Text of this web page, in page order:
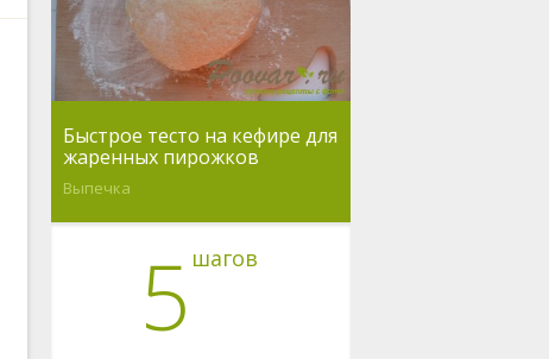
Быстрое тесто на кефире для
жаренных пирожков
Выпечка
5 шагов